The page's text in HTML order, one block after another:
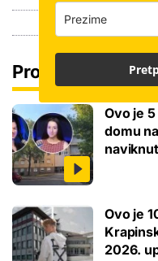
Pročitaj još
Ovo je
domu
Ovo je
2026.